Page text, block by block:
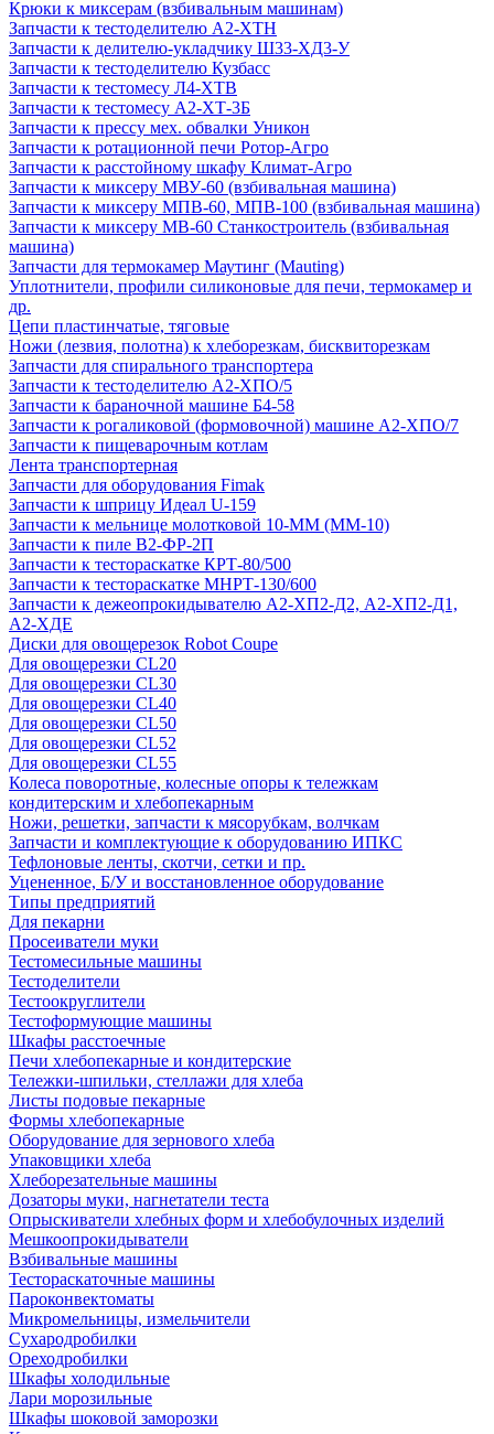
Крюки к миксерам (взбивальным машинам)
Запчасти к тестоделителю А2-ХТН
Запчасти к делителю-укладчику Ш33-ХД3-У
Запчасти к тестоделителю Кузбасс
Запчасти к тестомесу Л4-ХТВ
Запчасти к тестомесу А2-ХТ-3Б
Запчасти к прессу мех. обвалки Уникон
Запчасти к ротационной печи Ротор-Агро
Запчасти к расстойному шкафу Климат-Агро
Запчасти к миксеру МВУ-60 (взбивальная машина)
Запчасти к миксеру МПВ-60, МПВ-100 (взбивальная машина)
Запчасти к миксеру МВ-60 Станкостроитель (взбивальная
машина)
Запчасти для термокамер Маутинг (Mauting)
Уплотнители, профили силиконовые для печи, термокамер и
др.
Цепи пластинчатые, тяговые
Ножи (лезвия, полотна) к хлеборезкам, бисквиторезкам
Запчасти для спирального транспортера
Запчасти к тестоделителю А2-ХПО/5
Запчасти к бараночной машине Б4-58
Запчасти к рогаликовой (формовочной) машине А2-ХПО/7
Запчасти к пищеварочным котлам
Лента транспортерная
Запчасти для оборудования Fimak
Запчасти к шприцу Идеал U-159
Запчасти к мельнице молотковой 10-ММ (ММ-10)
Запчасти к пиле В2-ФР-2П
Запчасти к тестораскатке КРТ-80/500
Запчасти к тестораскатке МНРТ-130/600
Запчасти к деже­опрокидывателю А2-ХП2-Д2, А2-ХП2-Д1,
А2-ХДЕ
Диски для овощерезок Robot Coupe
Для овощерезки CL20
Для овощерезки CL30
Для овощерезки CL40
Для овощерезки CL50
Для овощерезки CL52
Для овощерезки CL55
Колеса поворотные, колесные опоры к тележкам
кондитерским и хлебопекарным
Ножи, решетки, запчасти к мясорубкам, волчкам
Запчасти и комплектующие к оборудованию ИПКС
Тефлоновые ленты, скотчи, сетки и пр.
Уцененное, Б/У и восстановленное оборудование
Типы предприятий
Для пекарни
Просеиватели муки
Тестомесильные машины
Тестоделители
Тестоокруглители
Тестоформующие машины
Шкафы расстоечные
Печи хлебопекарные и кондитерские
Тележки-шпильки, стеллажи для хлеба
Листы подовые пекарные
Формы хлебопекарные
Оборудование для зернового хлеба
Упаковщики хлеба
Хлеборезательные машины
Дозаторы муки, нагнетатели теста
Опрыскиватели хлебных форм и хлебобулочных изделий
Мешкоопрокидыватели
Взбивальные машины
Тестораскаточные машины
Пароконвектоматы
Микромельницы, измельчители
Сухародробилки
Ореходробилки
Шкафы холодильные
Лари морозильные
Шкафы шоковой заморозки